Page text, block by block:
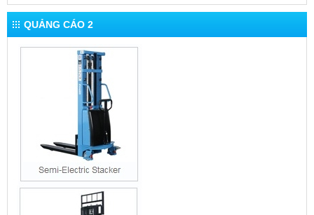
QUẢNG CÁO 2